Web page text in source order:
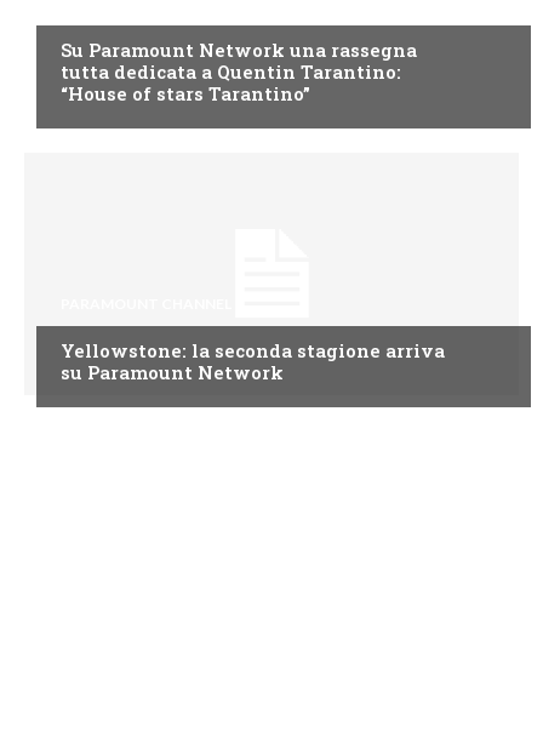
Su Paramount Network una rassegna
tutta dedicata a Quentin Tarantino:
“House of stars Tarantino”
Yellowstone: la seconda stagione arriva
su Paramount Network